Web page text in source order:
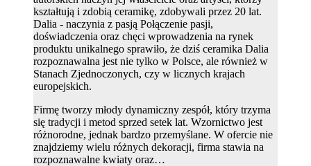
kształtują i zdobią ceramikę, zdobywali przez 20 lat.
Dalia - naczynia z pasją Połączenie pasji,
doświadczenia oraz chęci wprowadzenia na rynek
produktu unikalnego sprawiło, że dziś ceramika Dalia
rozpoznawalna jest nie tylko w Polsce, ale również w
Stanach Zjednoczonych, czy w licznych krajach
europejskich.
Firmę tworzy młody dynamiczny zespół, który trzyma
się tradycji i metod sprzed setek lat. Wzornictwo jest
różnorodne, jednak bardzo przemyślane. W ofercie nie
znajdziemy wielu różnych dekoracji, firma stawia na
rozpoznawalne kwiaty oraz…